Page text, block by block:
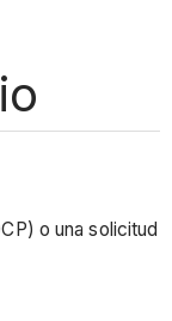
o una solicitud